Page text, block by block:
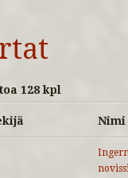
128 kpl
Nimi